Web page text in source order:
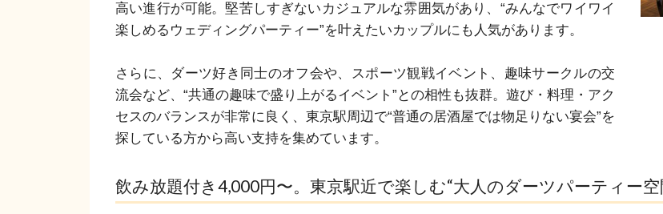
高い進行が可能。堅苦しすぎないカジュアルな雰囲気があり、“みんなでワイワイ
楽しめるウェディングパーティー”を叶えたいカップルにも人気があります。
さらに、ダーツ好き同士のオフ会や、スポーツ観戦イベント、趣味サークルの交
流会など、“共通の趣味で盛り上がるイベント”との相性も抜群。遊び・料理・アク
セスのバランスが非常に良く、東京駅周辺で“普通の居酒屋では物足りない宴会”を
探している方から高い支持を集めています。
飲み放題付き4,000円〜。東京駅近で楽しむ“大人のダーツパーティー空